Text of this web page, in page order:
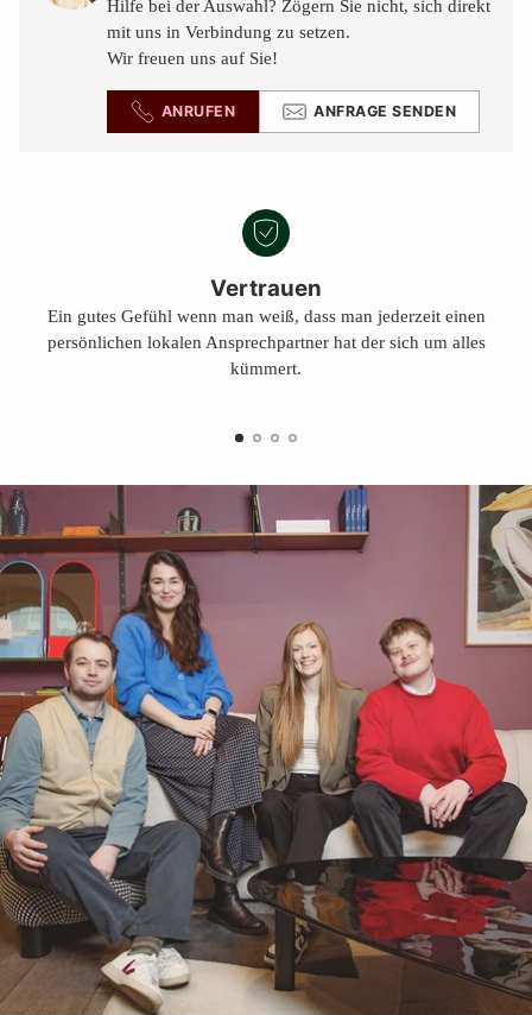
Hilfe bei der Auswahl? Zögern Sie nicht, sich direkt
mit uns in Verbindung zu setzen.
Wir freuen uns auf Sie!
ANRUFEN ANFRAGE SENDEN
Vertrauen
Ein gutes Gefühl wenn man weiß, dass man jederzeit einen
persönlichen lokalen Ansprechpartner hat der sich um alles
kümmert.